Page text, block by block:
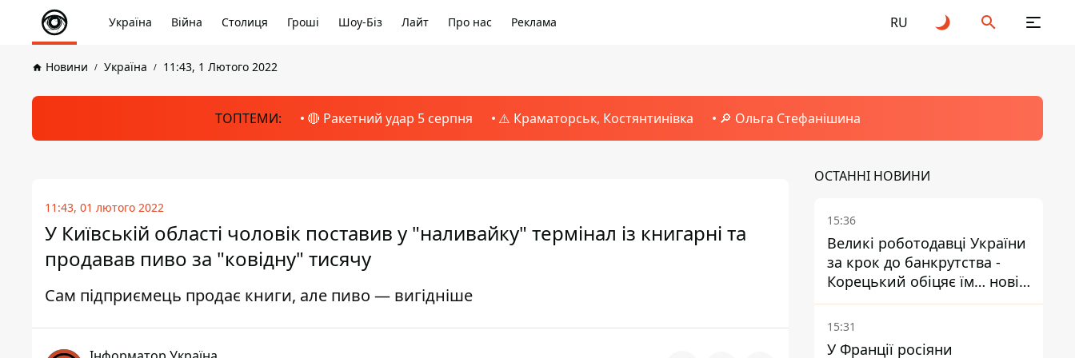
Україна Війна Столиця Гроші Шоу-Біз Лайт Про нас Реклама RU
Новини Україна 11:43, 1 Лютого 2022
ТОПТЕМИ: 🔴 Ракетний удар 5 серпня ⚠️ Краматорськ, Костянтинівка 🔎 Ольга Стефанішина
11:43, 01 лютого 2022
У Київській області чоловік поставив у "наливайку" термінал із книгарні та
продавав пиво за "ковідну" тисячу
Сам підприємець продає книги, але пиво — вигідніше
ОСТАННІ НОВИНИ
15:36
Великі роботодавці України
за крок до банкрутства -
Корецький обіцяє їм… нові
склади
15:31
У Франції росіяни